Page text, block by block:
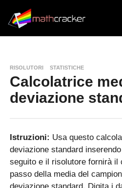
RISOLUTORI STATISTICHE
Calcolatrice
deviazione
Istruzioni: Usa questo
deviazione standard
seguito e il risolutore fornirà il
passo della media del